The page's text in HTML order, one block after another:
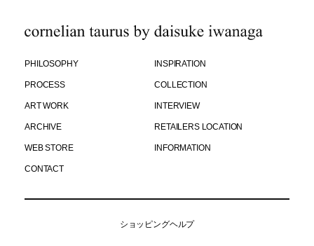
PHILOSOPHY INSPIRATION
PROCESS COLLECTION
ART WORK INTERVIEW
ARCHIVE RETAILERS LOCATION
WEB STORE INFORMATION
CONTACT
ショッピングヘルプ